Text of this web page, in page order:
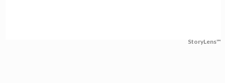
StoryLens™